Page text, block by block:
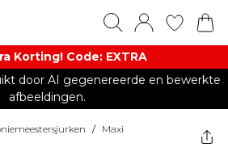
Korting! Code: EXTRA​
door AI gegenereerde en bewerkte
afbeeldingen.
/ Maxi